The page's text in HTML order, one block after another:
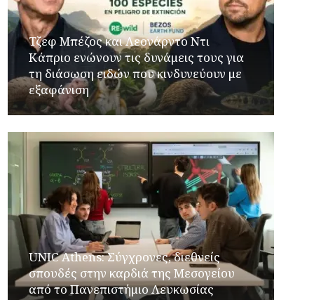
Τζεφ Μπέζος και Λεονάρντο Ντι
Κάπριο ενώνουν τις δυνάμεις τους για
τη διάσωση ειδών που κινδυνεύουν με
εξαφάνιση
UNIC Athens: Σύγχρονες, διεθνείς
σπουδές στην καρδιά της Μεσογείου
από το Πανεπιστήμιο Λευκωσίας